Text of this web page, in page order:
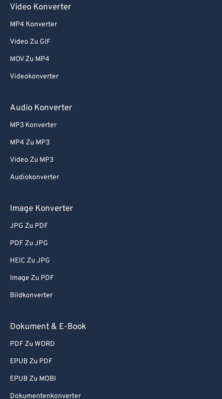
Video Konverter
MP4 Konverter
Video Zu GIF
MOV Zu MP4
Videokonverter
Audio Konverter
MP3 Konverter
MP4 Zu MP3
Video Zu MP3
Audiokonverter
Image Konverter
JPG Zu PDF
PDF Zu JPG
HEIC Zu JPG
Image Zu PDF
Bildkonverter
Dokument & E-Book
PDF Zu WORD
EPUB Zu PDF
EPUB Zu MOBI
Dokumentenkonverter